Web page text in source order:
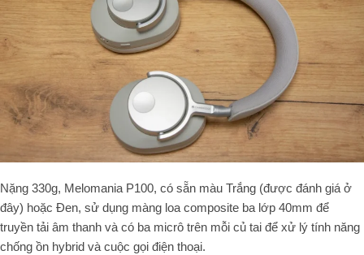
Nặng 330g, Melomania P100, có sẵn màu Trắng (được đánh giá ở
đây) hoặc Đen, sử dụng màng loa composite ba lớp 40mm để
truyền tải âm thanh và có ba micrô trên mỗi củ tai để xử lý tính năng
chống ồn hybrid và cuộc gọi điện thoại.